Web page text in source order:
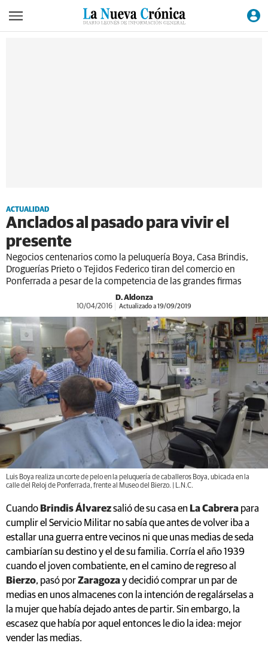
ACTUALIDAD
Anclados al pasado para vivir el
presente
Negocios centenarios como la peluquería Boya, Casa Brindis,
Droguerías Prieto o Tejidos Federico tiran del comercio en
Ponferrada a pesar de la competencia de las grandes firmas
D. Aldonza
10/04/2016 Actualizado a 19/09/2019
Luis Boya realiza un corte de pelo en la peluquería de caballeros Boya, ubicada en la
calle del Reloj de Ponferrada, frente al Museo del Bierzo. | L.N.C.
Cuando Brindis Álvarezsalió de su casa en La Cabrera para
cumplir el Servicio Militar no sabía que antes de volver iba a
estallar una guerra entre vecinos ni que unas medias de seda
cambiarían su destino y el de su familia. Corría el año 1939
cuando el joven combatiente, en el camino de regreso al
Bierzo, pasó porZaragozay decidió comprar un par de
medias en unos almacenes con la intención de regalárselas a
la mujer que había dejado antes de partir. Sin embargo, la
escasez que había por aquel entonces le dio la idea: mejor
vender las medias.